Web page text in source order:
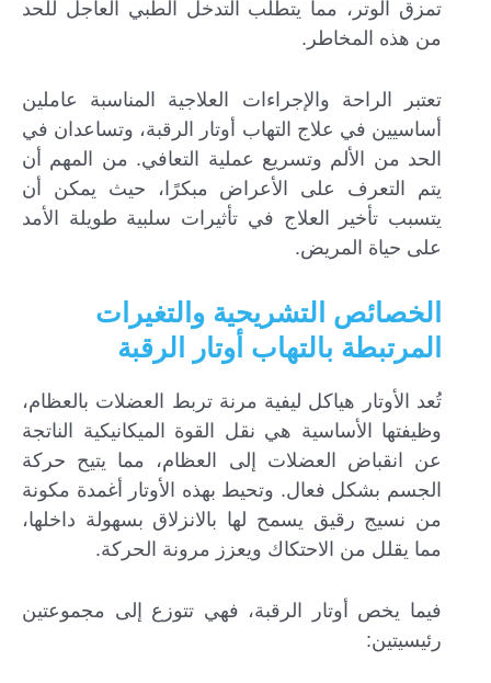
تمزق الوتر، مما يتطلب التدخل الطبي العاجل للحد
من هذه المخاطر.
تعتبر الراحة والإجراءات العلاجية المناسبة عاملين
أساسيين في علاج التهاب أوتار الرقبة، وتساعدان في
الحد من الألم وتسريع عملية التعافي. من المهم أن
يتم التعرف على الأعراض مبكرًا، حيث يمكن أن
يتسبب تأخير العلاج في تأثيرات سلبية طويلة الأمد
على حياة المريض.
الخصائص التشريحية والتغيرات
المرتبطة بالتهاب أوتار الرقبة
تُعد الأوتار هياكل ليفية مرنة تربط العضلات بالعظام،
وظيفتها الأساسية هي نقل القوة الميكانيكية الناتجة
عن انقباض العضلات إلى العظام، مما يتيح حركة
الجسم بشكل فعال. وتحيط بهذه الأوتار أغمدة مكونة
من نسيج رقيق يسمح لها بالانزلاق بسهولة داخلها،
مما يقلل من الاحتكاك ويعزز مرونة الحركة.
فيما يخص أوتار الرقبة، فهي تتوزع إلى مجموعتين
رئيسيتين: